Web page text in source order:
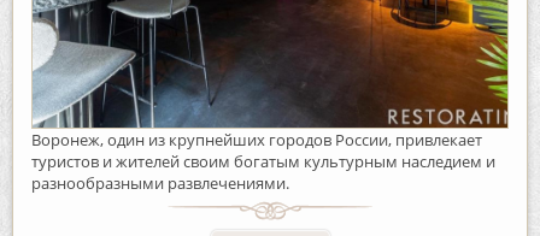
Воронеж, один из крупнейших городов России, привлекает
туристов и жителей своим богатым культурным наследием и
разнообразными развлечениями.